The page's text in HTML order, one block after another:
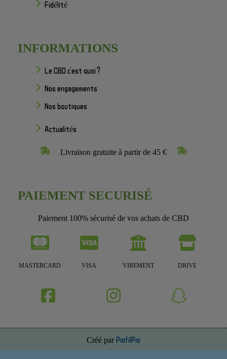
Fidélité
INFORMATIONS
Le CBD c'est quoi ?
Nos engagements
Nos boutiques
Actualités
Livraison gratuite à partir de 45 €
PAIEMENT SECURISÉ
Paiement 100% sécurisé de vos achats de CBD
MASTERCARD VISA VIREMENT DRIVE
Créé par ProfilPro